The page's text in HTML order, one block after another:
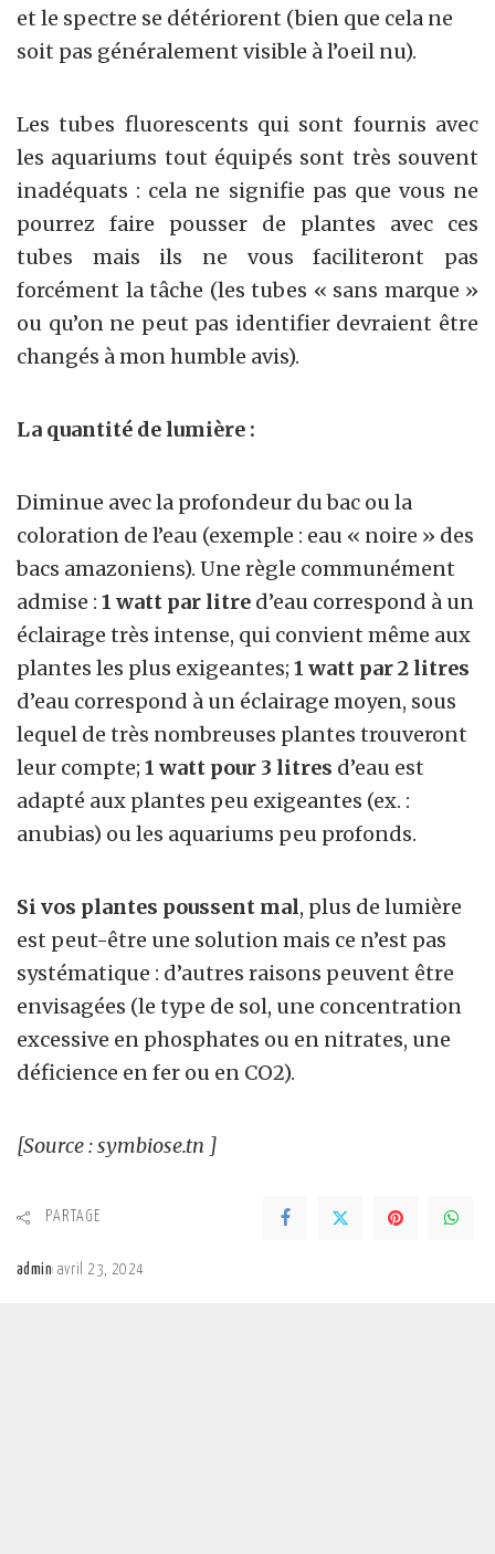
et le spectre se détériorent (bien que cela ne
soit pas généralement visible à l’oeil nu).
Les tubes fluorescents qui sont fournis avec
les aquariums tout équipés sont très souvent
inadéquats : cela ne signifie pas que vous ne
pourrez faire pousser de plantes avec ces
tubes mais ils ne vous faciliteront pas
forcément la tâche (les tubes « sans marque »
ou qu’on ne peut pas identifier devraient être
changés à mon humble avis).
La quantité de lumière :
Diminue avec la profondeur du bac ou la
coloration de l’eau (exemple : eau « noire » des
bacs amazoniens). Une règle communément
admise : 1 watt par litre d’eau correspond à un
éclairage très intense, qui convient même aux
plantes les plus exigeantes; 1 watt par 2 litres
d’eau correspond à un éclairage moyen, sous
lequel de très nombreuses plantes trouveront
leur compte; 1 watt pour 3 litres d’eau est
adapté aux plantes peu exigeantes (ex. :
anubias) ou les aquariums peu profonds.
Si vos plantes poussent mal, plus de lumière
est peut-être une solution mais ce n’est pas
systématique : d’autres raisons peuvent être
envisagées (le type de sol, une concentration
excessive en phosphates ou en nitrates, une
déficience en fer ou en CO2).
[Source : symbiose.tn ]
PARTAGE
admin avril 23, 2024